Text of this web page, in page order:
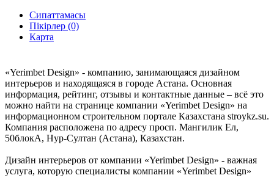
Сипаттамасы
Пікірлер (0)
Карта
«Yerimbet Design» - компанию, занимающаяся дизайном
интерьеров и находящаяся в городе Астана. Основная
информация, рейтинг, отзывы и контактные данные – всё это
можно найти на странице компании «Yerimbet Design» на
информационном строительном портале Казахстана stroykz.su.
Компания расположена по адресу просп. Мангилик Ел,
50блокА, Нур-Султан (Астана), Казахстан.
Дизайн интерьеров от компании «Yerimbet Design» - важная
услуга, которую специалисты компании «Yerimbet Design»